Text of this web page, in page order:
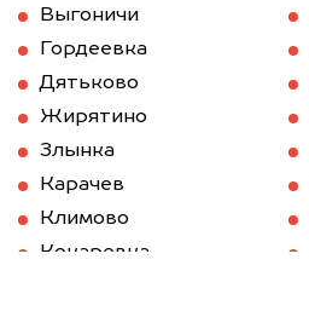
Выгоничи
Гордеевка
Дятьково
Жирятино
Злынка
Карачев
Климово
Кокаревка